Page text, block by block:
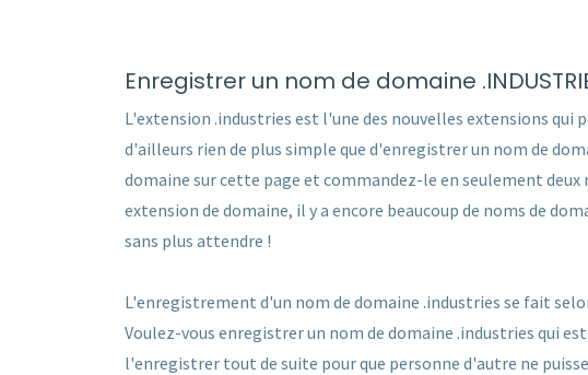
Enregistrer un nom de domaine
L'extension .industries est l'une des nouvelles extensions qui
d'ailleurs rien de plus simple que d'enregistrer un nom de
domaine sur cette page et commandez-le en seulement
extension de domaine, il y a encore beaucoup de noms de
sans plus attendre !
L'enregistrement d'un nom de domaine .industries se fait
Voulez-vous enregistrer un nom de domaine .industries qui
l'enregistrer tout de suite pour que personne d'autre ne